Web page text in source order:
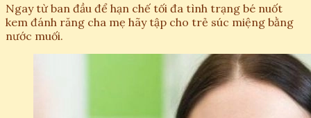
Ngay từ ban đầu để hạn chế tối đa tình trạng bé nuốt
kem đánh răng cha mẹ hãy tập cho trẻ súc miệng bằng
nước muối.